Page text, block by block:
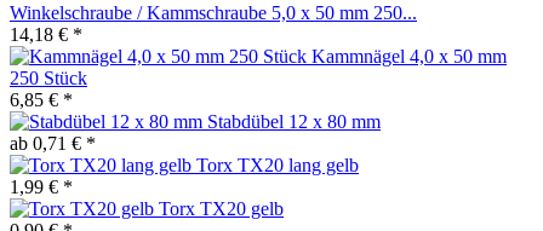
Winkelschraube / Kammschraube 5,0 x 50 mm 250...
14,18 € *
Kammnägel 4,0 x 50 mm
250 Stück
6,85 € *
Stabdübel 12 x 80 mm
ab 0,71 € *
Torx TX20 lang gelb
1,99 € *
Torx TX20 gelb